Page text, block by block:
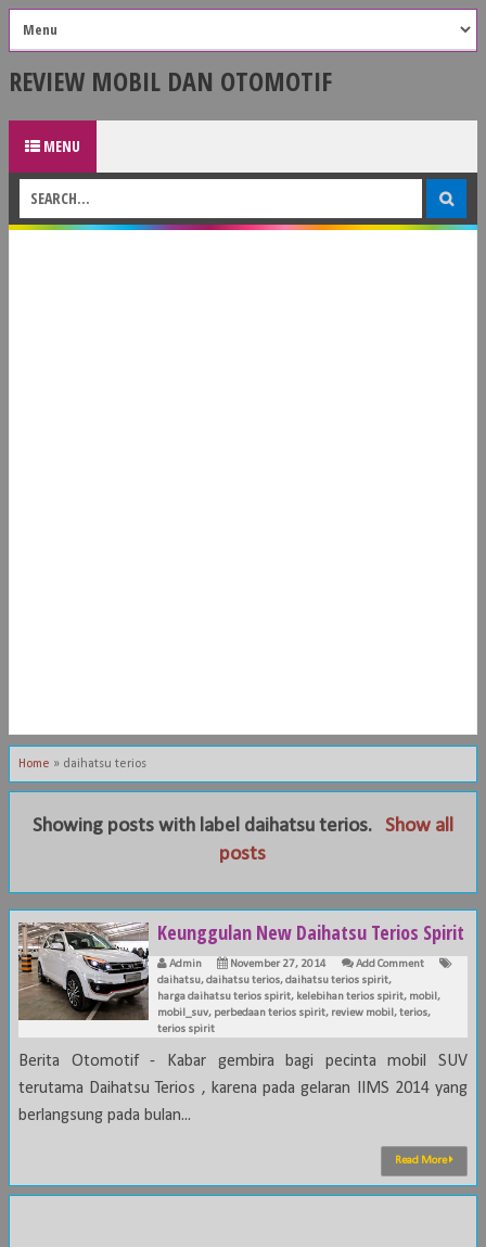
REVIEW MOBIL DAN OTOMOTIF
MENU
Home » daihatsu terios
Showing posts with label daihatsu terios.
Show all
posts
Keunggulan New Daihatsu Terios Spirit
Admin November 27, 2014
Add Comment
daihatsu,daihatsu terios,daihatsu terios spirit,
harga daihatsu terios spirit, kelebihan terios spirit, mobil ,
mobil_suv, perbedaan terios spirit, review mobil ,terios,
terios spirit
Berita Otomotif - Kabar gembira bagi pecinta mobil SUV
terutama Daihatsu Terios , karena pada gelaran IIMS 2014 yang
berlangsung pada bulan...
Read More